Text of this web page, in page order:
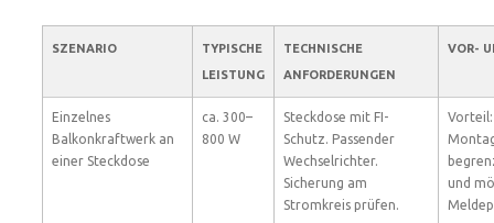
SZENARIO
TYPISCHE
LEISTUNG
TECHNISCHE
ANFORDERUNGEN
VOR-
Einzelnes
Balkonkraftwerk an
einer Steckdose
ca. 300–
800 W
Steckdose mit FI-
Schutz. Passender
Wechselrichter.
Sicherung am
Stromkreis prüfen.
und